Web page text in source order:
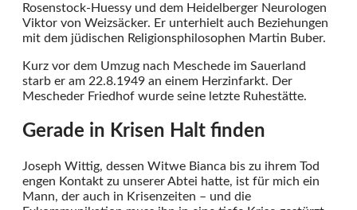
Rosenstock-Huessy und dem Heidelberger Neurologen
Viktor von Weizsäcker. Er unterhielt auch Beziehungen
mit dem jüdischen Religionsphilosophen Martin Buber.
Kurz vor dem Umzug nach Meschede im Sauerland
starb er am 22.8.1949 an einem Herzinfarkt. Der
Mescheder Friedhof wurde seine letzte Ruhestätte.
Gerade in Krisen Halt finden
Joseph Wittig, dessen Witwe Bianca bis zu ihrem Tod
engen Kontakt zu unserer Abtei hatte, ist für mich ein
Mann, der auch in Krisenzeiten – und die